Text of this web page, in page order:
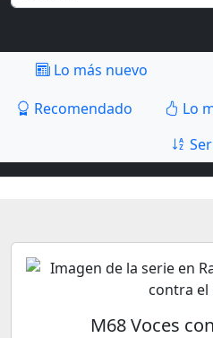
Lo más nuevo
Recomendado
Lo
M68 Voces